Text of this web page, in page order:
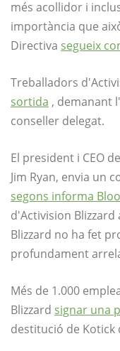
més acollidor i
importància que
Directiva segueix
Treballadors
sortida , demanant
conseller delegat.
El president i CEO
Jim Ryan, envia un
segons informa
d'Activision
Blizzard no ha fet
profundament
Més de 1.000
Blizzard signar una
destitució de Kotick